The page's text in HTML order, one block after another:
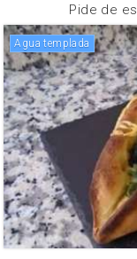
Pide de
agua templada